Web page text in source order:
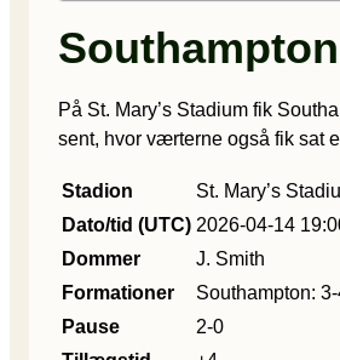
På St. Mary’s Stadium fik
sent, hvor værterne også fik sat
Stadion
St. Mary’s
Dato/tid (UTC) 2026-04-14
Dommer
J. Smith
Formationer
Southampton:
Pause
2-0